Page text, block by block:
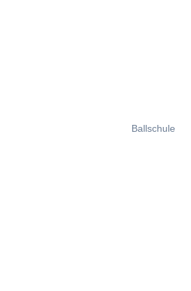
Ballschule